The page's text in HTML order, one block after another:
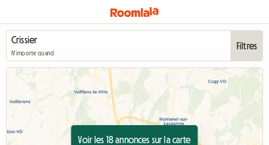
N'importe quand
Filtres
Voir les 18 annonces sur la carte